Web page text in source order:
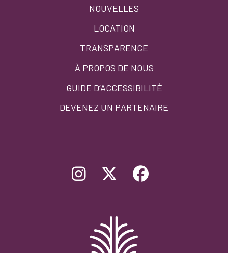
NOUVELLES
LOCATION
TRANSPARENCE
À PROPOS DE NOUS
GUIDE D’ACCESSIBILITÉ
DEVENEZ UN PARTENAIRE